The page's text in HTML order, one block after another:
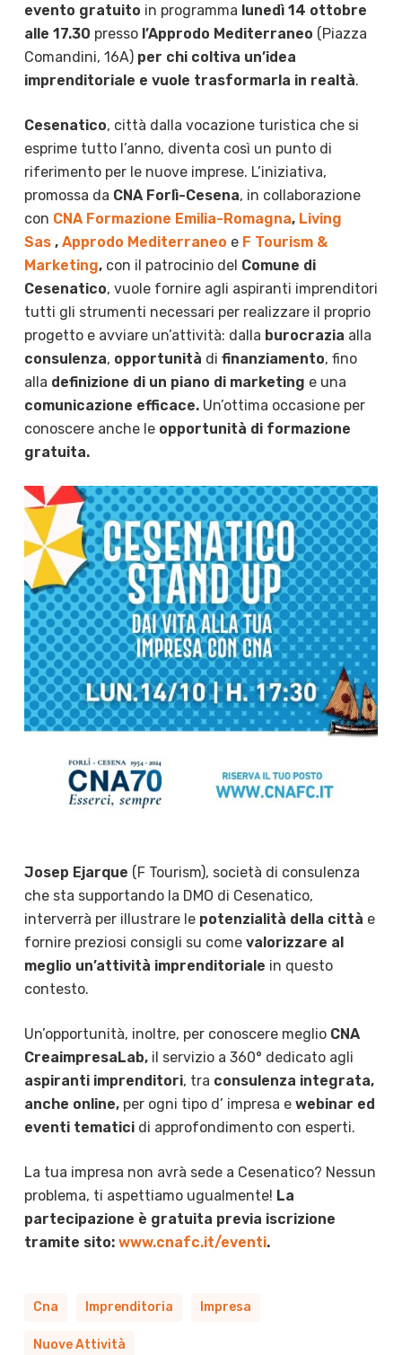
evento gratuito in programma lunedì 14 ottobre
alle 17.30 pressol’Approdo Mediterraneo (Piazza
Comandini, 16A) per chi coltiva un’idea
imprenditoriale e vuole trasformarla in realtà.
Cesenatico, città dalla vocazione turistica che si
esprime tutto l’anno, diventa così un punto di
riferimento per le nuove imprese. L’iniziativa,
promossa da CNA Forlì-Cesena, in collaborazione
con CNA Formazione Emilia-Romagna, Living
Sas, Approdo Mediterraneo eF Tourism &
Marketing,con il patrocinio del Comune di
Cesenatico, vuole fornire agli aspiranti imprenditori
tutti gli strumenti necessari per realizzare il proprio
progetto e avviare un’attività: dalla burocrazia alla
consulenza, opportunità di finanziamento, fino
alla definizione di un piano di marketing e una
comunicazione efficace. Un’ottima occasione per
conoscere anche leopportunità di formazione
gratuita.
Josep Ejarque (F Tourism), società di consulenza
che sta supportando la DMO di Cesenatico,
interverrà per illustrare le potenzialità della città e
fornire preziosi consigli su come valorizzare al
meglio un’attività imprenditoriale in questo
contesto.
Un’opportunità, inoltre, per conoscere meglio CNA
CreaimpresaLab,il servizio a 360° dedicato agli
aspiranti imprenditori, tra consulenza integrata,
anche online,per ogni tipo d’ impresa e webinar ed
eventi tematicidi approfondimento con esperti.
La tua impresa non avrà sede a Cesenatico? Nessun
problema, ti aspettiamo ugualmente! La
partecipazione è gratuita previa iscrizione
tramite sito: www.cnafc.it/eventi.
Cna Imprenditoria Impresa
Nuove Attività